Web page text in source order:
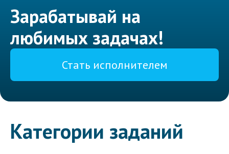
Зарабатывай на
любимых задачах!
Стать исполнителем
Категории заданий